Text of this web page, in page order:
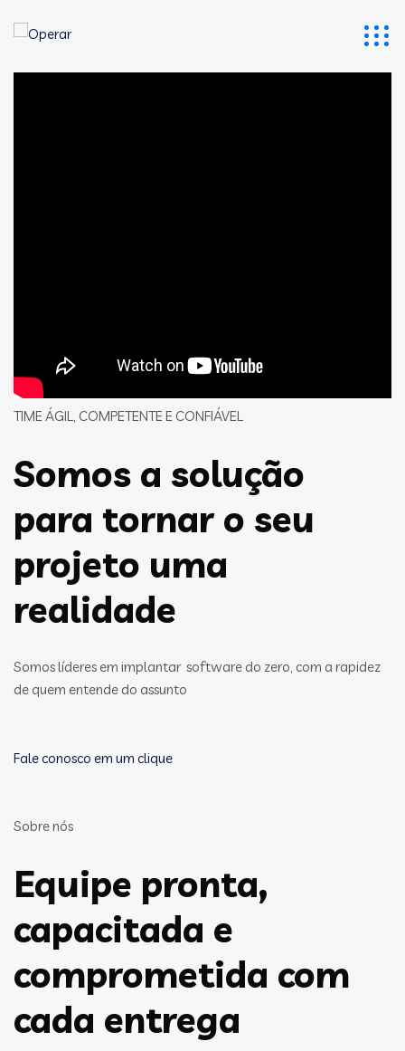
TIME ÁGIL, COMPETENTE E CONFIÁVEL
Somos a solução
para tornar o seu
projeto uma
realidade
Somos líderes em implantar software do zero, com a rapidez
de quem entende do assunto
Fale conosco em um clique
Sobre nós
Equipe pronta,
capacitada e
comprometida com
cada entrega